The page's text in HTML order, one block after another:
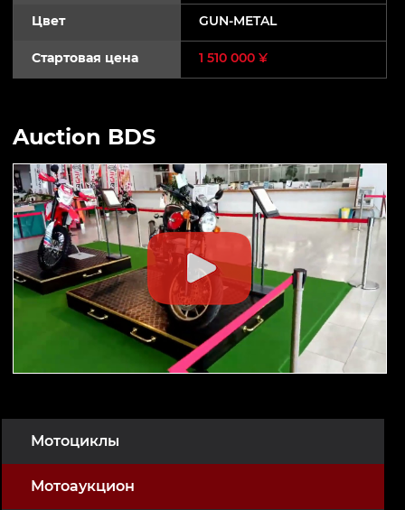
Мотоциклы
Мотоаукцион
Цвет GUN-METAL
Стартовая цена 1 510 000 ¥
Auction BDS